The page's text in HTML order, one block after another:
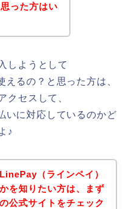
った方はい
しようとして
るの？と思った方は、
クセスして、
いに対応しているのかど
♪
（ラインペイ）
を知りたい方は、まず
公式サイトをチェック